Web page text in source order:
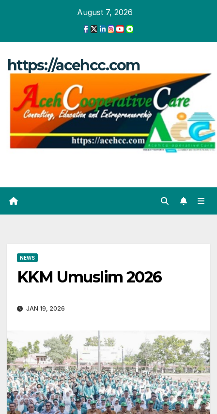
August 7, 2026
https://acehcc.com
NEWS
KKM Umuslim 2026
JAN 19, 2026